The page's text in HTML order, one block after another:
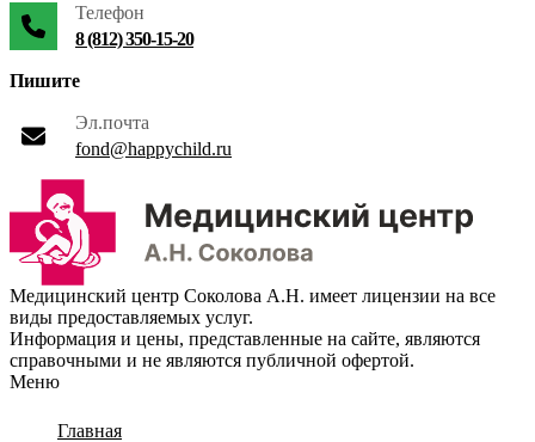
Телефон
8 (812) 350-15-20
Пишите
Эл.почта
fond@happychild.ru
Медицинский центр Соколова А.Н. имеет лицензии на все
виды предоставляемых услуг.
Информация и цены, представленные на сайте, являются
справочными и не являются публичной офертой.
Меню
Главная